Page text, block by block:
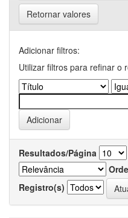
Retornar valores
Adicionar filtros:
Utilizar filtros para refinar o
Resultados/Página
Registro(s)